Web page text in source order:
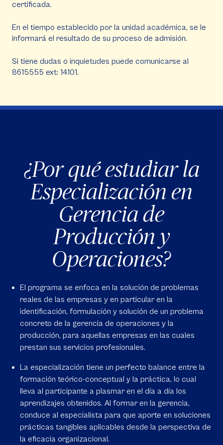
certificada.
En el tiempo establecido por la unidad académica, se le
informará el resultado de su proceso de admisión.
Si tiene dudas o inquietudes puede comunicarse al
8615555 ext: 14101.
¿Por qué estudiar la
Especialización en
Gerencia de
Producción y
Operaciones?
El programa se enfoca en la solución de problemas
reales de las empresas y en particular en la
identificación, formulación y solución de un problema
concreto de la gerencia de operaciones y la
producción, para aquellas empresas en las cuales
prestan sus servicios profesionales.
La especialización tiene un perfecto balance entre la
formación teórico-conceptual y la práctica, lo cual
lleva al participante a plasmar en el día a día los
aprendizajes obtenidos. Al formar en la gerencia,
conduce al especialista para que aporte en soluciones
prácticas tangibles aplicables desde la perspectiva de
la eficacia organizacional.